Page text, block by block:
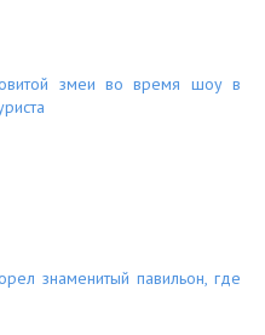
змеи во время шоу в
знаменитый павильон, где